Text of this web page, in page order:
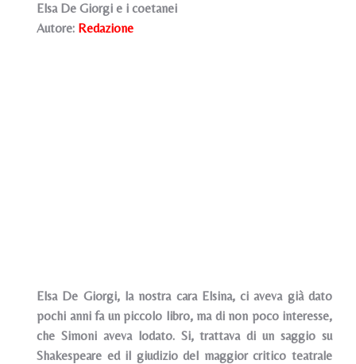
Elsa De Giorgi e i coetanei
Autore: Redazione
Elsa De Giorgi, la nostra cara Elsina, ci aveva già dato
pochi anni fa un piccolo libro, ma di non poco interesse,
che Simoni aveva lodato. Si, trattava di un saggio su
Shakespeare ed il giudizio del maggior critico teatrale